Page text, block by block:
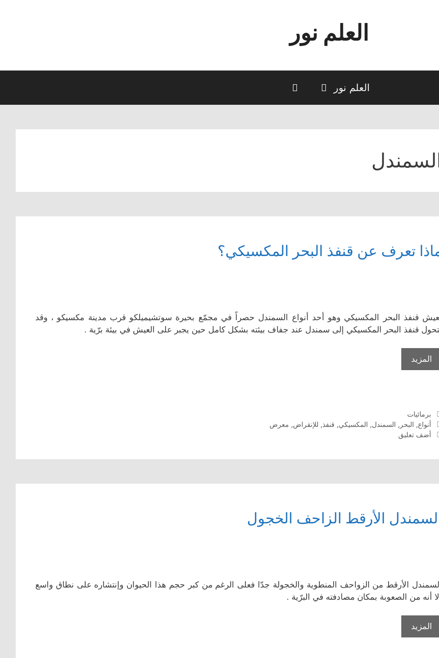
العلم نور
العلم نور
تعرف عن قنفذ البحر المكسيكي؟
قنفذ البحر المكسيكي وهو أحد أنواع السمندل حصراً في مجمّع بحيرة سوتشيميلكو قرب مدينة مكسيكو ، وقد
قنفذ البحر المكسيكي إلى سمندل عند جفاف بيئته بشكل كامل حين يجبر على العيش في بيئة برّية .
المزيد
التصنيفات
برمائيات
الوسوم
أنواع, البحر , السمندل, المكسيكي, قنفذ, للإنقراض, معرض
أضف تعليق
الأرقط الزاحف الخجول
الأرقط من الزواحف المنطوية والخجولة جدّا فعلى الرغم من كبر حجم هذا الحيوان وإنتشاره على نطاق واسع
أنه من الصعوبة بمكان مصادفته في البرّية .
المزيد